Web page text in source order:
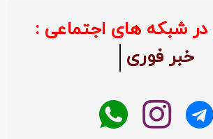
شبکه های اجتماعی :
خبر فوری